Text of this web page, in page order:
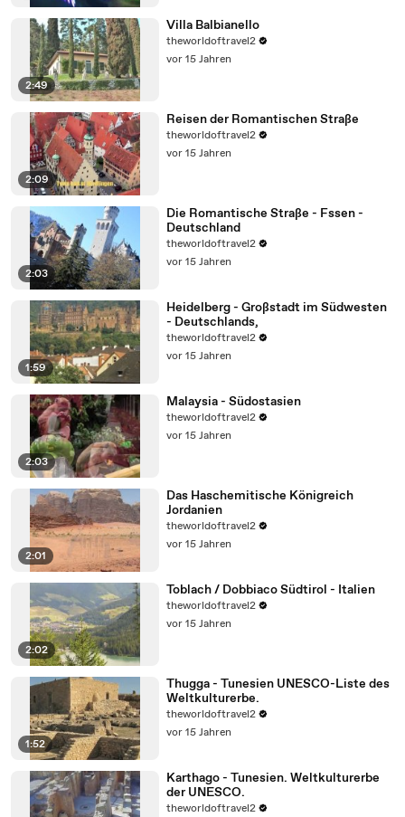
2:49
Villa Balbianello
theworldoftravel2
vor 15 Jahren
2:09
Reisen der Romantischen Straße
theworldoftravel2
vor 15 Jahren
2:03
Die Romantische Straße - Fssen -
Deutschland
theworldoftravel2
vor 15 Jahren
1:59
Heidelberg - Großstadt im Südwesten
- Deutschlands,
theworldoftravel2
vor 15 Jahren
2:03
Malaysia - Südostasien
theworldoftravel2
vor 15 Jahren
2:01
Das Haschemitische Königreich
Jordanien
theworldoftravel2
vor 15 Jahren
2:02
Toblach / Dobbiaco Südtirol - Italien
theworldoftravel2
vor 15 Jahren
1:52
Thugga - Tunesien UNESCO-Liste des
Weltkulturerbe.
theworldoftravel2
vor 15 Jahren
Karthago - Tunesien. Weltkulturerbe
der UNESCO.
theworldoftravel2